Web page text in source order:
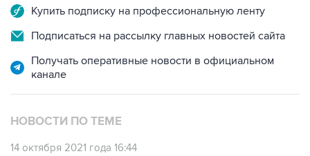
Купить подписку на профессиональную ленту
Подписаться на рассылку главных новостей сайта
Получать оперативные новости в официальном
канале
НОВОСТИ ПО ТЕМЕ
14 октября 2021 года 16:44